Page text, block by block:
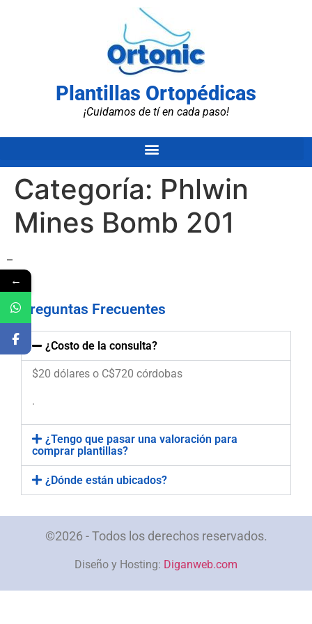
Plantillas Ortopédicas
¡Cuidamos de tí en cada paso!
Categoría: Phlwin
Mines Bomb 201
–
Preguntas Frecuentes
¿Costo de la consulta?
$20 dólares o C$720 córdobas
.
¿Tengo que pasar una valoración para
comprar plantillas?
¿Dónde están ubicados?
©2026 - Todos los derechos reservados.
Diseño y Hosting: Diganweb.com
←